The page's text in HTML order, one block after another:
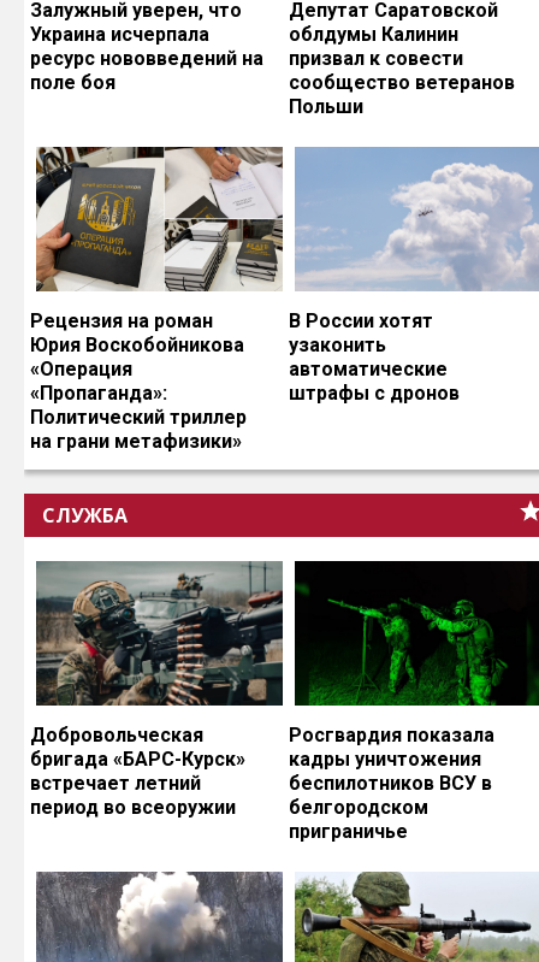
Залужный уверен, что
Украина исчерпала
ресурс нововведений на
поле боя
Депутат Саратовской
облдумы Калинин
призвал к совести
сообщество ветеранов
Польши
Рецензия на роман
Юрия Воскобойникова
«Операция
«Пропаганда»:
Политический триллер
на грани метафизики»
В России хотят
узаконить
автоматические
штрафы с дронов
СЛУЖБА
Добровольческая
бригада «БАРС-Курск»
встречает летний
период во всеоружии
Росгвардия показала
кадры уничтожения
беспилотников ВСУ в
белгородском
приграничье